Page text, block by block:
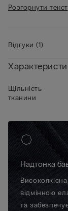
дещо еластичній
гарантують
• Зріст моделі
Розгорнути текст
Відгуки(1)
Щільність
тканини
Надтонка
відмінною
та